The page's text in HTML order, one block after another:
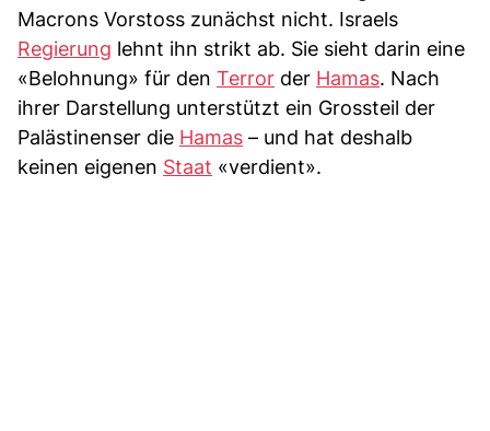
Macrons Vorstoss zunächst nicht. Israels
Regierung lehnt ihn strikt ab. Sie sieht darin eine
«Belohnung» für den Terror der Hamas. Nach
ihrer Darstellung unterstützt ein Grossteil der
Palästinenser die Hamas – und hat deshalb
keinen eigenen Staat «verdient».